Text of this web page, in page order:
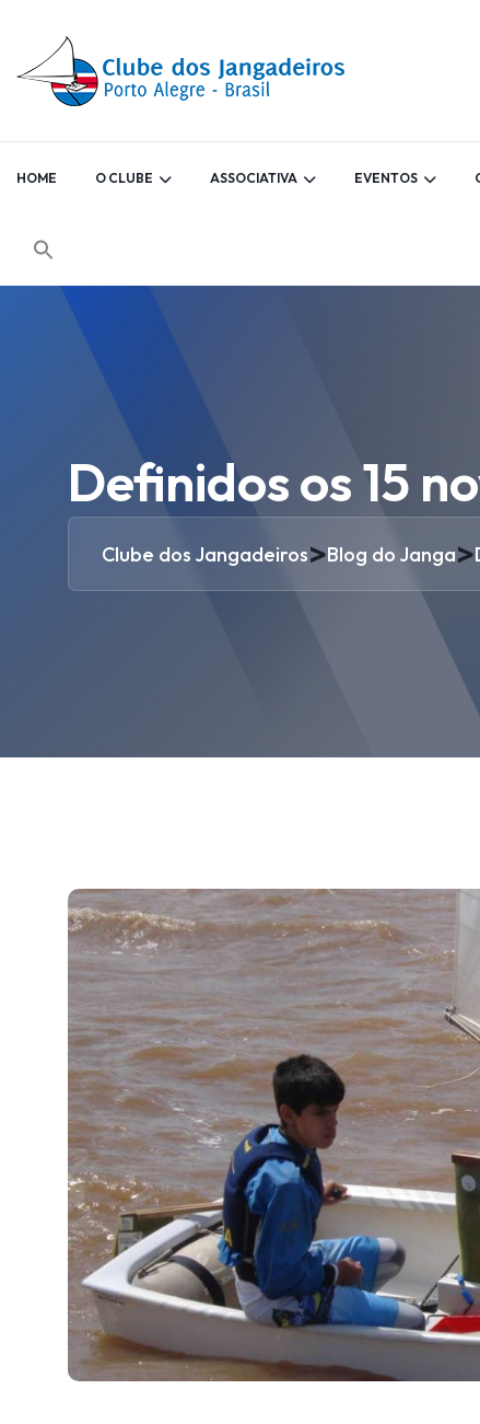
HOME O CLUBE ASSOCIATIVA EVENTOS
Definidos os 15
Clube dos Jangadeiros>Blog do Janga>